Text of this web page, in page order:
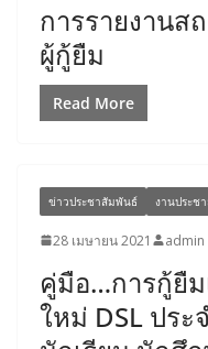
การรายงานส
ผู้กู้ยืม
Read More
ข่าวประชาสัมพันธ์ งานประช
28 เมษายน 2021 admin
คู่มือ…การกู้ยื
ใหม่ DSL ปร